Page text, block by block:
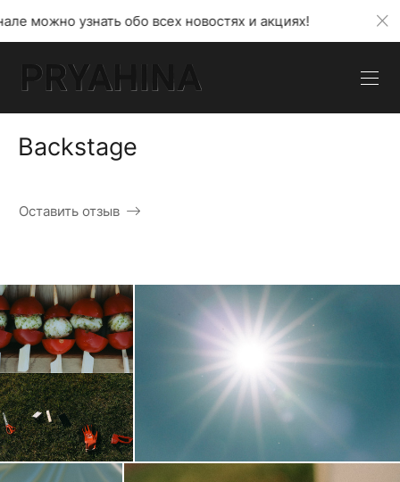
всех новостях и акциях! В моем телеграмм
Backstage
Оставить отзыв